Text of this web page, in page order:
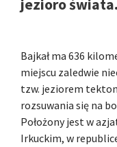
jezioro świata.
Bajkał ma 636
miejscu zaledwie
tzw. jeziorem
rozsuwania się na
Położony jest w
Irkuckim, w